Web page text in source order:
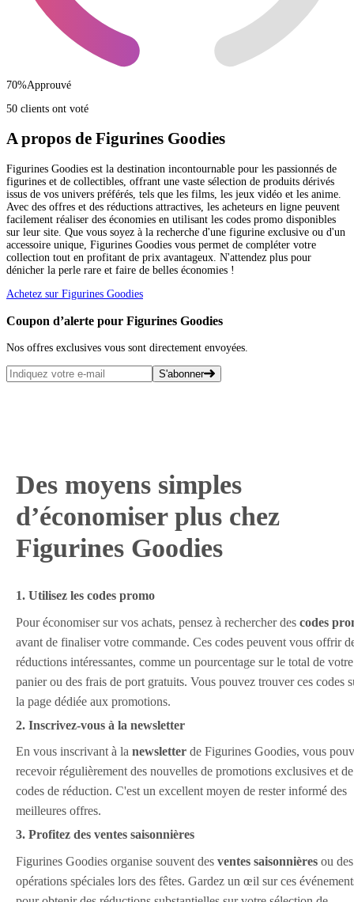
70%Approuvé
50 clients ont voté
A propos de Figurines Goodies
Figurines Goodies est la destination incontournable pour les passionnés de
figurines et de collectibles, offrant une vaste sélection de produits dérivés
issus de vos univers préférés, tels que les films, les jeux vidéo et les anime.
Avec des offres et des réductions attractives, les acheteurs en ligne peuvent
facilement réaliser des économies en utilisant les codes promo disponibles
sur leur site. Que vous soyez à la recherche d'une figurine exclusive ou d'un
accessoire unique, Figurines Goodies vous permet de compléter votre
collection tout en profitant de prix avantageux. N'attendez plus pour
dénicher la perle rare et faire de belles économies !
Achetez sur Figurines Goodies
Coupon d’alerte pour Figurines Goodies
Nos offres exclusives vous sont directement envoyées.
S'abonner
Des moyens simples
d’économiser plus chez
Figurines Goodies
1. Utilisez les codes promo
Pour économiser sur vos achats, pensez à rechercher des codes
avant de finaliser votre commande. Ces codes peuvent vous offrir
réductions intéressantes, comme un pourcentage sur le total de votre
panier ou des frais de port gratuits. Vous pouvez trouver ces codes
la page dédiée aux promotions.
2. Inscrivez-vous à la newsletter
En vous inscrivant à la newsletter de Figurines Goodies, vous
recevoir régulièrement des nouvelles de promotions exclusives et de
codes de réduction. C'est un excellent moyen de rester informé des
meilleures offres.
3. Profitez des ventes saisonnières
Figurines Goodies organise souvent des ventes saisonnières ou des
opérations spéciales lors des fêtes. Gardez un œil sur ces